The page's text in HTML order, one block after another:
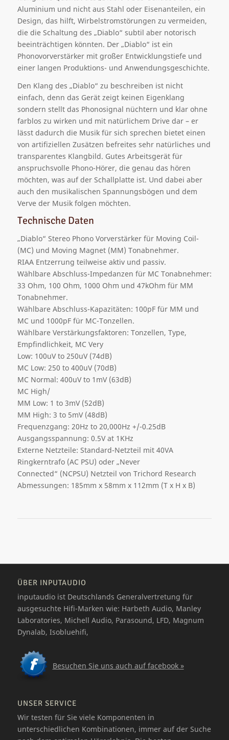
Aluminium und nicht aus Stahl oder Eisenanteilen, ein
Design, das hilft, Wirbelstromstörungen zu vermeiden,
die die Schaltung des „Diablo“ subtil aber notorisch
beeinträchtigen könnten. Der „Diablo“ ist ein
Phonovorverstärker mit großer Entwicklungstiefe und
einer langen Produktions- und Anwendungsgeschichte.
Den Klang des „Diablo“ zu beschreiben ist nicht
einfach, denn das Gerät zeigt keinen Eigenklang
sondern stellt das Phonosignal nüchtern und klar ohne
farblos zu wirken und mit natürlichem Drive dar – er
lässt dadurch die Musik für sich sprechen bietet einen
von artifiziellen Zusätzen befreites sehr natürliches und
transparentes Klangbild. Gutes Arbeitsgerät für
anspruchsvolle Phono-Hörer, die genau das hören
möchten, was auf der Schallplatte ist. Und dabei aber
auch den musikalischen Spannungsbögen und dem
Verve der Musik folgen möchten.
Technische Daten
„Diablo“ Stereo Phono Vorverstärker für Moving Coil-
(MC) und Moving Magnet (MM) Tonabnehmer.
RIAA Entzerrung teilweise aktiv und passiv.
Wählbare Abschluss-Impedanzen für MC Tonabnehmer:
33 Ohm, 100 Ohm, 1000 Ohm und 47kOhm für MM
Tonabnehmer.
Wählbare Abschluss-Kapazitäten: 100pF für MM und
MC und 1000pF für MC-Tonzellen.
Wählbare Verstärkungsfaktoren: Tonzellen, Type,
Empfindlichkeit, MC Very
Low: 100uV to 250uV (74dB)
MC Low: 250 to 400uV (70dB)
MC Normal: 400uV to 1mV (63dB)
MC High/
MM Low: 1 to 3mV (52dB)
MM High: 3 to 5mV (48dB)
Frequenzgang: 20Hz to 20,000Hz +/-0.25dB
Ausgangsspannung: 0.5V at 1KHz
Externe Netzteile: Standard-Netzteil mit 40VA
Ringkerntrafo (AC PSU) oder „Never
Connected“ (NCPSU) Netzteil von Trichord Research
Abmessungen: 185mm x 58mm x 112mm (T x H x B)
ÜBER INPUTAUDIO
inputaudio ist Deutschlands Generalvertretung für
ausgesuchte Hifi-Marken wie: Harbeth Audio, Manley
Laboratories, Michell Audio, Parasound, LFD, Magnum
Dynalab, Isobluehifi,
Besuchen Sie uns auch auf facebook »
UNSER SERVICE
Wir testen für Sie viele Komponenten in
unterschiedlichen Kombinationen, immer auf der Suche